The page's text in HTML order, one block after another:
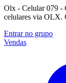
Olx - Celular 079 -
celulares via OLX.
Entrar no grupo
Vendas